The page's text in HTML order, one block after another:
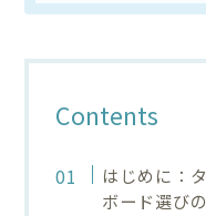
Contents
はじめに：
ボード選び